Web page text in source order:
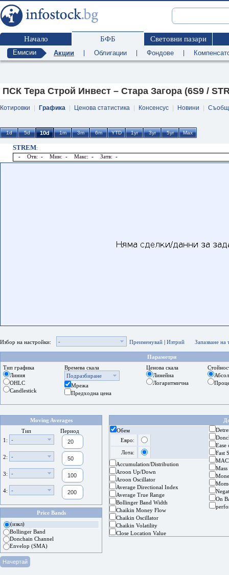
Начало БФБ Световни пазари
Емисии Акции Облигации Фондове
ПСК Тера Строй Инвест – Стара Загора (6S9 /
Котировки Графика Ценова статистика Консенсус Новини
STREM:
-
Отв: - Мин: - Макс: - Затв: -
Избор на настройки: - Преименувай | Изтрий Запазване на
Параметри
Тип графика
Линия
OHLC
Candlestick
Времева скала
Подразбиране
Мрежа
Предходна цена
Ценова скала
Линейна
Логаритмична
Moving Averages
Тип
Период
1:
-
2: -
3: -
4: -
Price Bands
(изкл)
Bollinger Band
Donchain Channel
Envelop (SMA)
Обем
Евро:
Лота:
Accumulation/Distribution
Aroon Up/Down
Aroon Oscillator
Average Directional Index
Average True Range
Bollinger Band Width
Chaikin Money Flow
Chaikin Oscillator
Chaikin Volatility
Close Location Value
Ease
Fast
On